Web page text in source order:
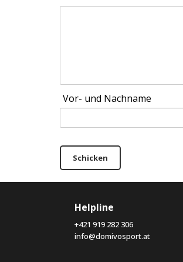
Vor- und Nachname
Schicken
Helpline
+421 919 282 306
info@domivosport.at